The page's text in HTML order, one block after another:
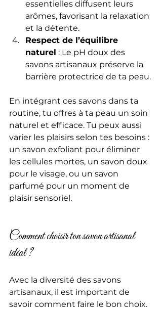
essentielles diffusent leurs
arômes, favorisant la relaxation
et la détente.
Respect de l’équilibre
naturel : Le pH doux des
savons artisanaux préserve la
barrière protectrice de ta peau.
En intégrant ces savons dans ta
routine, tu offres à ta peau un soin
naturel et efficace. Tu peux aussi
varier les plaisirs selon tes besoins :
un savon exfoliant pour éliminer
les cellules mortes, un savon doux
pour le visage, ou un savon
parfumé pour un moment de
plaisir sensoriel.
Comment choisir ton savon artisanal
idéal ?
Avec la diversité des savons
artisanaux, il est important de
savoir comment faire le bon choix.